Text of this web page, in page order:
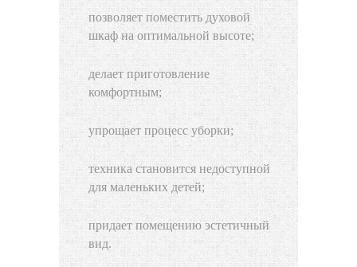
позволяет поместить духовой
шкаф на оптимальной высоте;
делает приготовление
комфортным;
упрощает процесс уборки;
техника становится недоступной
для маленьких детей;
придает помещению эстетичный
вид.